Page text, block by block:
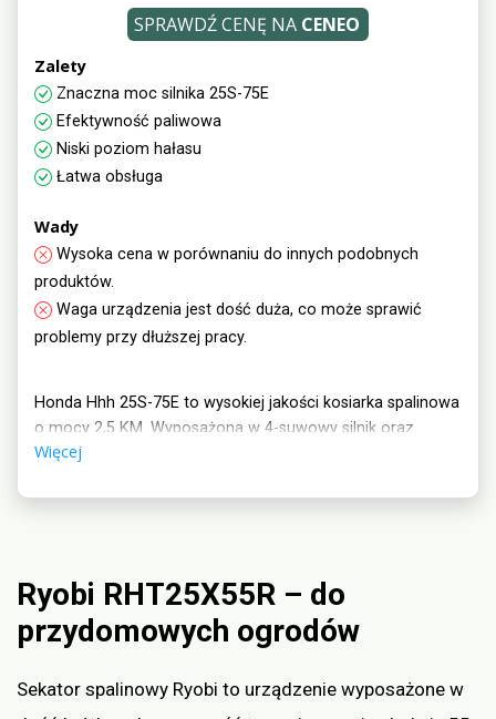
Zalety
Znaczna moc silnika 25S-75E
Efektywność paliwowa
Niski poziom hałasu
Łatwa obsługa
Wady
Wysoka cena w porównaniu do innych podobnych
produktów.
Waga urządzenia jest dość duża, co może sprawić
problemy przy dłuższej pracy.
Honda Hhh 25S-75E to wysokiej jakości kosiarka spalinowa
o mocy 2,5 KM. Wyposażona w 4-suwowy silnik oraz
regulowany uchwyt i wysokość cięcia, zapewniający
Więcej
SPRAWDŹ CENĘ NA CENEO
Ryobi RHT25X55R – do
przydomowych ogrodów
Sekator spalinowy Ryobi to urządzenie wyposażone w